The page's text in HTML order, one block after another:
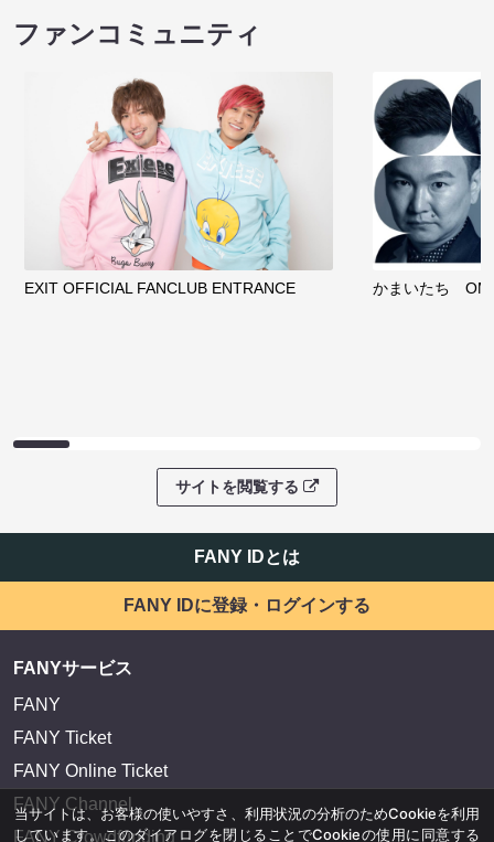
ファンコミュニティ
EXIT OFFICIAL FANCLUB ENTRANCE かまいたち
サイトを閲覧する
FANY IDとは
FANY IDに登録・ログインする
FANYサービス
FANY
FANY Ticket
FANY Online Ticket
FANY Channel
FANY Crowdfunding
当サイトは、お客様の使いやすさ、利用状況の分析のためCookieを利用
しています。このダイアログを閉じることでCookieの使用に同意する